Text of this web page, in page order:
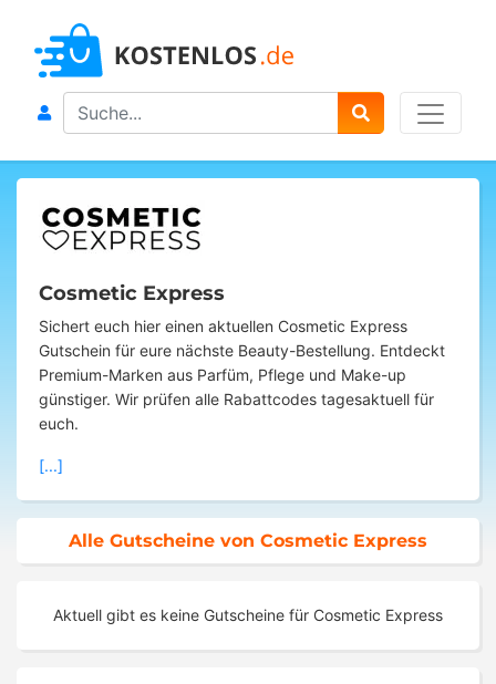
Search
Cosmetic Express
Sichert euch hier einen aktuellen Cosmetic Express
Gutschein für eure nächste Beauty-Bestellung. Entdeckt
Premium-Marken aus Parfüm, Pflege und Make-up
günstiger. Wir prüfen alle Rabattcodes tagesaktuell für
euch.
[...]
Alle Gutscheine von Cosmetic Express
Aktuell gibt es keine Gutscheine für Cosmetic Express